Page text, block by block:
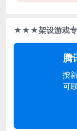
★★★架设游戏
腾
按
可